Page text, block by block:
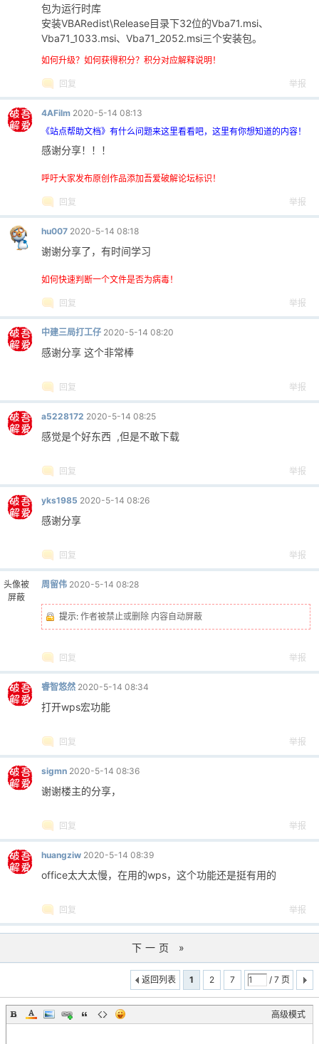
包为运行时库
安装VBARedist\Release目录下32位的Vba71.msi、
Vba71_1033.msi、Vba71_2052.msi三个安装包。
如何升级？如何获得积分？积分对应解释说明！
回复 举报
4AFilm 2020-5-14 08:13
《站点帮助文档》有什么问题来这里看看吧，这里有你想知道的内容！
感谢分享！！！
呼吁大家发布原创作品添加吾爱破解论坛标识！
回复 举报
hu007 2020-5-14 08:18
谢谢分享了，有时间学习
如何快速判断一个文件是否为病毒！
回复 举报
中建三局打工仔 2020-5-14 08:20
感谢分享 这个非常棒
回复 举报
a5228172 2020-5-14 08:25
感觉是个好东西 ,但是不敢下载
回复 举报
yks1985 2020-5-14 08:26
感谢分享
回复 举报
头像被
屏蔽
周留伟 2020-5-14 08:28
提示: 作者被禁止或删除 内容自动屏蔽
回复 举报
睿智悠然 2020-5-14 08:34
打开wps宏功能
回复 举报
sigmn 2020-5-14 08:36
谢谢楼主的分享，
回复 举报
huangziw 2020-5-14 08:39
office太大太慢，在用的wps，这个功能还是挺有用的
回复 举报
下一页 »
1 2 7 / 7 页
返回列表
高级模式